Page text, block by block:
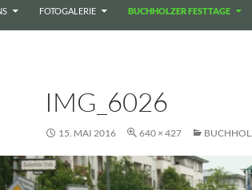
FOTOGALERIE BUCHHOLZER FESTTAGE
IMG_6026
15. MAI 2016 640 × 427